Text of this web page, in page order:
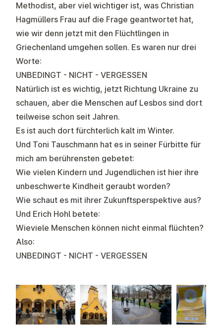
Methodist, aber viel wichtiger ist, was Christian
Hagmüllers Frau auf die Frage geantwortet hat,
wie wir denn jetzt mit den Flüchtlingen in
Griechenland umgehen sollen. Es waren nur drei
Worte:
UNBEDINGT - NICHT - VERGESSEN
Natürlich ist es wichtig, jetzt Richtung Ukraine zu
schauen, aber die Menschen auf Lesbos sind dort
teilweise schon seit Jahren.
Es ist auch dort fürchterlich kalt im Winter.
Und Toni Tauschmann hat es in seiner Fürbitte für
mich am berührensten gebetet:
Wie vielen Kindern und Jugendlichen ist hier ihre
unbeschwerte Kindheit geraubt worden?
Wie schaut es mit ihrer Zukunftsperspektive aus?
Und Erich Hohl betete:
Wieviele Menschen können nicht einmal flüchten?
Also:
UNBEDINGT - NICHT - VERGESSEN